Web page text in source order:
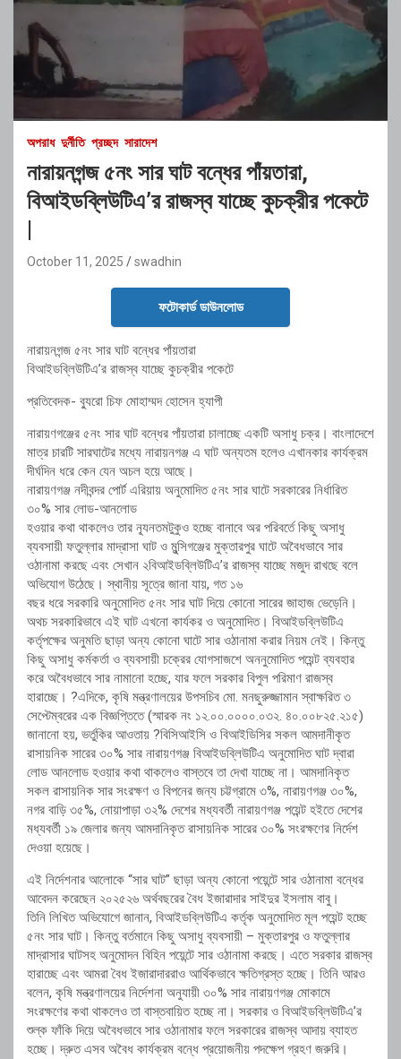
অপরাধ দুর্নীতি প্রচ্ছদ সারাদেশ
নারায়নগন্জ ৫নং সার ঘাট বন্ধের পাঁয়তারা,
বিআইডব্লিউটিএ’র রাজস্ব যাচ্ছে কুচক্রীর পকেটে
October 11, 2025 swadhin
ফটোকার্ড ডাউনলোড
নারায়নগন্জ ৫নং সার ঘাট বন্ধের পাঁয়তারা
বিআইডব্লিউটিএ’র রাজস্ব যাচ্ছে কুচক্রীর পকেটে
প্রতিবেদক- ব্যুরো চিফ মোহাম্মদ হোসেন হ্যাপী
নারায়ণগঞ্জের ৫নং সার ঘাট বন্ধের পাঁয়তারা চালাচ্ছে একটি অসাধু চক্র। বাংলাদেশে
মাত্র চারটি সারঘাটের মধ্যে নারায়নগঞ্জ এ ঘাট অন্যতম হলেও এখানকার কার্যক্রম
দীর্ঘদিন ধরে কেন যেন অচল হয়ে আছে।
নারায়ণগঞ্জ নদীবন্দর পোর্ট এরিয়ায় অনুমোদিত ৫নং সার ঘাটে সরকারের নির্ধারিত
৩০% সার লোড-আনলোড
হওয়ার কথা থাকলেও তার ন্যূনতমটুকুও হচ্ছে বানাবে অর পরিবর্তে কিছু অসাধু
ব্যবসায়ী ফতুল্লার মাদ্রাসা ঘাট ও মুন্সিগঞ্জের মুক্তারপুর ঘাটে অবৈধভাবে সার
ওঠানামা করছে এবং সেখান ২বিআইডব্লিউটিএ’র রাজস্ব যাচ্ছে মজুদ রাখছে বলে
অভিযোগ উঠেছে। স্থানীয় সূত্রে জানা যায়, গত ১৬
বছর ধরে সরকারি অনুমোদিত ৫নং সার ঘাট দিয়ে কোনো সারের জাহাজ ভেড়েনি।
অথচ সরকারিভাবে এই ঘাট এখনো কার্যকর ও অনুমোদিত। বিআইডব্লিউটিএ
কর্তৃপক্ষের অনুমতি ছাড়া অন্য কোনো ঘাটে সার ওঠানামা করার নিয়ম নেই। কিন্তু
কিছু অসাধু কর্মকর্তা ও ব্যবসায়ী চক্রের যোগসাজশে অননুমোদিত পয়েন্ট ব্যবহার
করে অবৈধভাবে সার নামানো হচ্ছে, যার ফলে সরকার বিপুল পরিমাণ রাজস্ব
হারাচ্ছে। ?এদিকে, কৃষি মন্ত্রণালয়ের উপসচিব মো. মনছুরুজ্জামান স্বাক্ষরিত ৩
সেপ্টেম্বরের এক বিজ্ঞপ্তিতে (স্মারক নং ১২.০০.০০০০.০৩২. ৪০.০০৮২৫.২১৫)
জানানো হয়, ভর্তুকির আওতায় ?বিসিআইসি ও বিআইডিসির সকল আমদানীকৃত
রাসায়নিক সারের ৩০% সার নারায়ণগঞ্জ বিআইডব্লিউটিএ অনুমোদিত ঘাট দ্বারা
লোড আনলোড হওয়ার কথা থাকলেও বাস্তবে তা দেখা যাচ্ছে না। আমদানিকৃত
সকল রাসায়নিক সার সংরক্ষণ ও বিপনের জন্য চট্টগ্রামে ৩%, নারায়ণগঞ্জ ৩০%,
নগর বাড়ি ৩৫%, নোয়াপাড়া ৩২% দেশের মধ্যবর্তী নারায়ণগঞ্জ পয়েন্ট হইতে দেশের
মধ্যবর্তী ১৯ জেলার জন্য আমদানিকৃত রাসায়নিক সারের ৩০% সংরক্ষণের নির্দেশ
দেওয়া হয়েছে।
এই নির্দেশনার আলোকে “সার ঘাট” ছাড়া অন্য কোনো পয়েন্টে সার ওঠানামা বন্ধের
আবেদন করেছেন ২০২৫২৬ অর্থবছরের বৈধ ইজারাদার সাইদুর ইসলাম বাবু।
তিনি লিখিত অভিযোগে জানান, বিআইডব্লিউটিএ কর্তৃক অনুমোদিত মূল পয়েন্ট হচ্ছে
৫নং সার ঘাট। কিন্তু বর্তমানে কিছু অসাধু ব্যবসায়ী – মুক্তারপুর ও ফতুল্লার
মাদ্রাসার ঘাটসহ অনুমোদন বিহিন পয়েন্টে সার ওঠানামা করছে। এতে সরকার রাজস্ব
হারাচ্ছে এবং আমরা বৈধ ইজারাদাররাও আর্থিকভাবে ক্ষতিগ্রস্ত হচ্ছে। তিনি আরও
বলেন, কৃষি মন্ত্রণালয়ের নির্দেশনা অনুযায়ী ৩০% সার নারায়ণগঞ্জ মোকামে
সংরক্ষণের কথা থাকলেও তা বাস্তবায়িত হচ্ছে না। সরকার ও বিআইডব্লিউটিএ’র
শুল্ক ফাঁকি দিয়ে অবৈধভাবে সার ওঠানামার ফলে সরকারের রাজস্ব আদায় ব্যাহত
হচ্ছে। দ্রুত এসব অবৈধ কার্যক্রম বন্ধে প্রয়োজনীয় পদক্ষেপ গ্রহণ জরুরি।